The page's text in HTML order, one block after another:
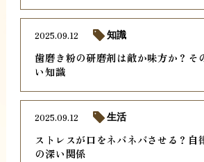
歯磨き粉の研磨剤は敵か味方か？そ
い知識
2025.09.12 知識
ストレスが口をネバネバさせる？自
の深い関係
2025.09.12 生活